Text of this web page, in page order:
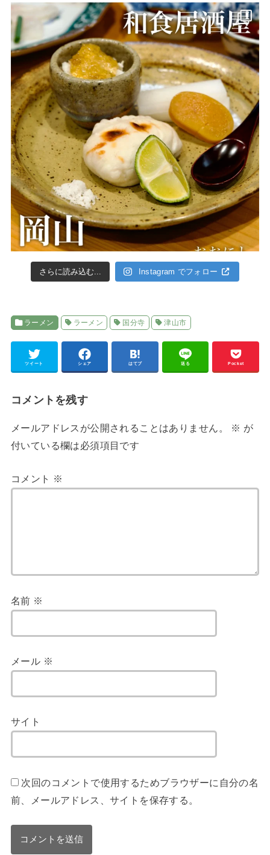
さらに読み込む... Instagram でフォロー
ラーメン ラーメン 国分寺 津山市
ツイート シェア はてブ 送る Pocket
コメントを残す
メールアドレスが公開されることはありません。 ※ が
付いている欄は必須項目です
コメント ※
名前 ※
メール ※
サイト
次回のコメントで使用するためブラウザーに自分の名
前、メールアドレス、サイトを保存する。